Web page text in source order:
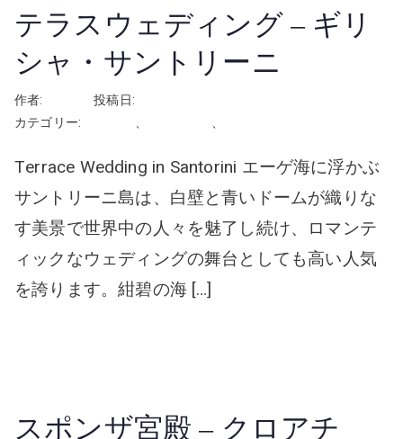
テラスウェディング – ギリ
シャ・サントリーニ
作者: rhayashi投稿日:
カテゴリー:
、 、
Terrace Wedding in Santorini エーゲ海に浮かぶ
サントリーニ島は、白壁と青いドームが織りな
す美景で世界中の人々を魅了し続け、ロマンテ
ィックなウェディングの舞台としても高い人気
を誇ります。紺碧の海 […]
スポンザ宮殿 – クロアチ